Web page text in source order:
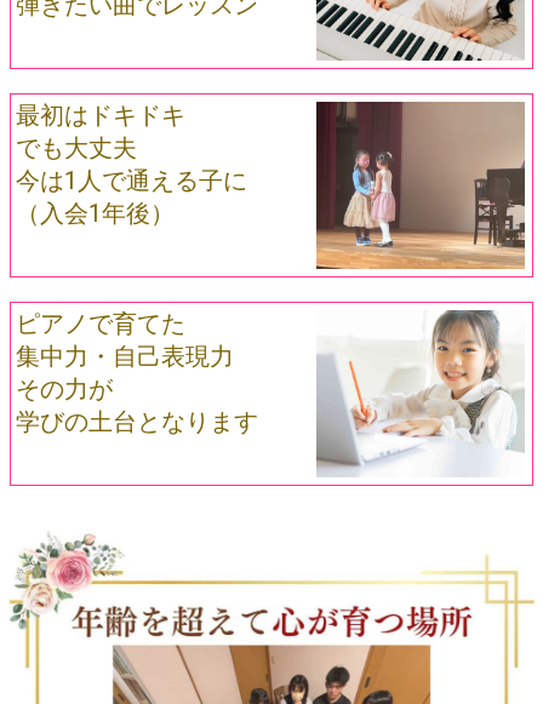
最初はドキドキ
でも大丈夫
今は1人で通える子に
（入会1年後）
ピアノで育てた
集中力・自己表現力
その力が
学びの土台となります